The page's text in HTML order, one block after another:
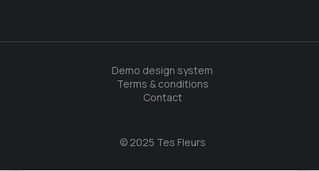
© 2025 Tes Fleurs
Demo design system
Terms & conditions
Contact